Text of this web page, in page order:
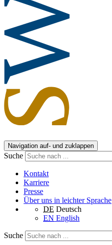
Navigation auf- und zuklappen
Suche
Kontakt
Karriere
Presse
Über uns in leichter Sprache
DE Deutsch
EN English
Suche